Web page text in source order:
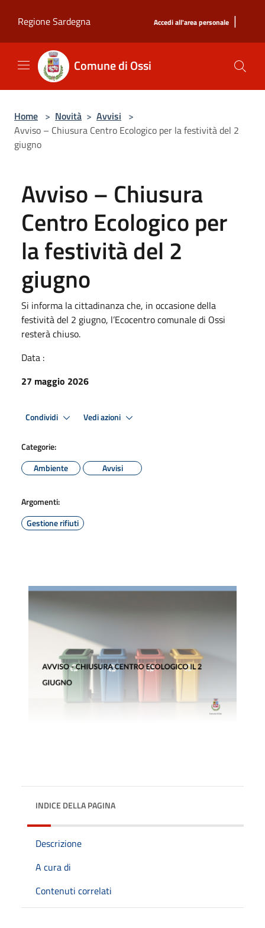
Regione Sardegna
Accedi all'area personale |
Comune di Ossi
Home > Novità > Avvisi >
Avviso – Chiusura Centro Ecologico per la festività del 2
giugno
Avviso – Chiusura
Centro Ecologico per
la festività del 2
giugno
Si informa la cittadinanza che, in occasione della
festività del 2 giugno, l’Ecocentro comunale di Ossi
resterà chiuso.
Data :
27 maggio 2026
Condividi Vedi azioni
Categorie:
Ambiente
Avvisi
Argomenti:
Gestione rifiuti
INDICE DELLA PAGINA
Descrizione
A cura di
Contenuti correlati